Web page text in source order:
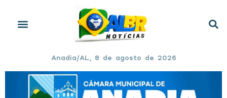
Anadia/AL, 8 de agosto de 2026